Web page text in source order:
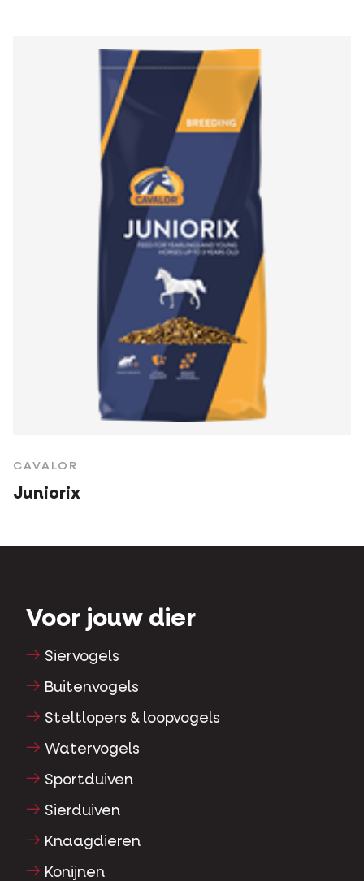
CAVALOR
Juniorix
Voor jouw dier
Siervogels
Buitenvogels
Steltlopers & loopvogels
Watervogels
Sportduiven
Sierduiven
Knaagdieren
Konijnen